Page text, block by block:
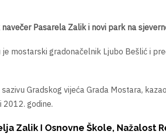
Pasarela Zalik i novi park na
mostarski gradonačelnik Ljubo Bešlić i
Gradskog vijeća Grada Mostara,
2012. godine.
Zalik I Osnovne Škole, Nažalost